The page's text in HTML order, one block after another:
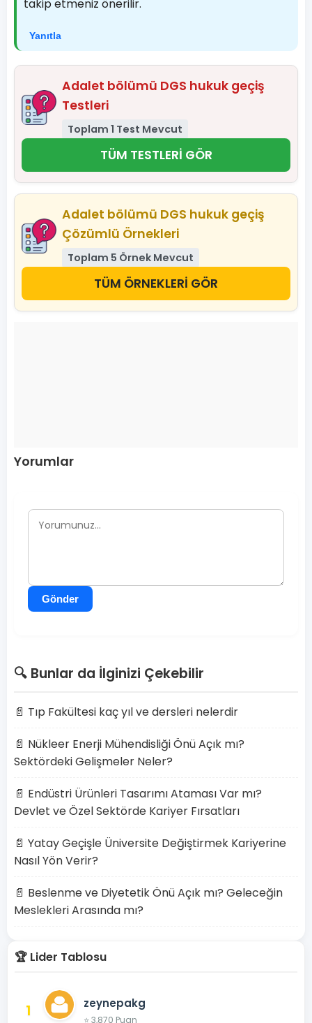
takip etmeniz önerilir.
Yanıtla
Adalet bölümü DGS hukuk geçiş
Testleri
Toplam 1 Test Mevcut
TÜM TESTLERİ GÖR
Adalet bölümü DGS hukuk geçiş
Çözümlü Örnekleri
Toplam 5 Örnek Mevcut
TÜM ÖRNEKLERİ GÖR
Yorumlar
Gönder
🔍 Bunlar da İlginizi Çekebilir
📄 Tıp Fakültesi kaç yıl ve dersleri nelerdir
📄 Nükleer Enerji Mühendisliği Önü Açık mı?
Sektördeki Gelişmeler Neler?
📄 Endüstri Ürünleri Tasarımı Ataması Var mı?
Devlet ve Özel Sektörde Kariyer Fırsatları
📄 Yatay Geçişle Üniversite Değiştirmek Kariyerine
Nasıl Yön Verir?
📄 Beslenme ve Diyetetik Önü Açık mı? Geleceğin
Meslekleri Arasında mı?
🏆 Lider Tablosu
1 zeynepakg
⭐ 3,870 Puan